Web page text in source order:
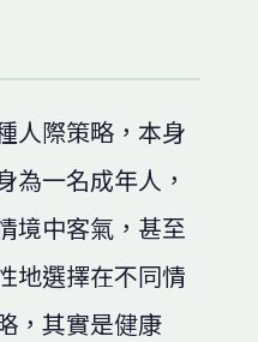
人際策略，本身
為一名成年人，
境中客氣，甚至
地選擇在不同情
，其實是健康